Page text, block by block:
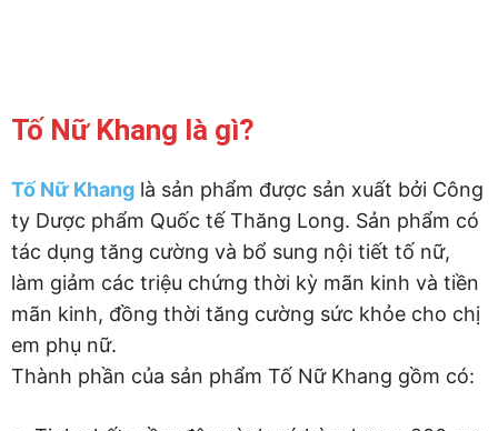
Tố Nữ Khang là gì?
Tố Nữ Khang là sản phẩm được sản xuất bởi Công
ty Dược phẩm Quốc tế Thăng Long. Sản phẩm có
tác dụng tăng cường và bổ sung nội tiết tố nữ,
làm giảm các triệu chứng thời kỳ mãn kinh và tiền
mãn kinh, đồng thời tăng cường sức khỏe cho chị
em phụ nữ.
Thành phần của sản phẩm Tố Nữ Khang gồm có: